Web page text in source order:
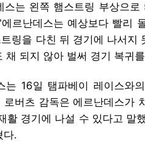
스는 왼쪽 햄스트링 부상으
르난데스는 예상보다 빨리
링을 다친 뒤 경기에 나서지
채 되지 않아 벌써 경기 복귀
는 16일 탬파베이 레이스와
버츠 감독은 에르난데스가
활 경기에 나설 수 있다고 말
다.